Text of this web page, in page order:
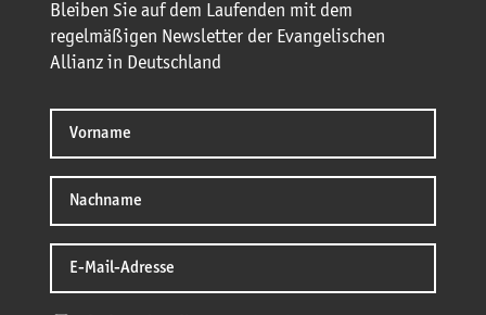
Bleiben Sie auf dem Laufenden mit dem
regelmäßigen Newsletter der Evangelischen
Allianz in Deutschland